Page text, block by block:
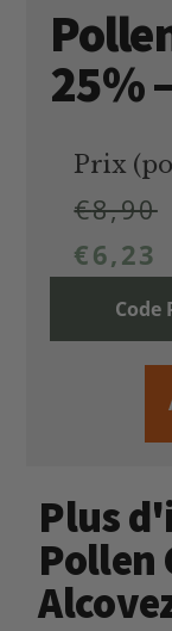
25%
Prix
€8,90
€6,23
Code
Plus
Pollen